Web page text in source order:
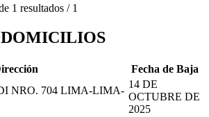
1 resultados / 1
Fecha de Baja
NRO. 704 LIMA-LIMA-
14 DE
OCTUBRE DE
2025